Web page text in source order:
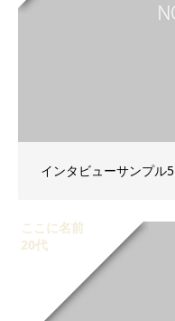
インタビューサンプル5
ここに名前
20代